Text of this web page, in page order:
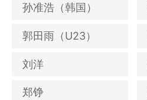
孙准浩（韩国）
郭田雨（U23）
刘洋
郑铮